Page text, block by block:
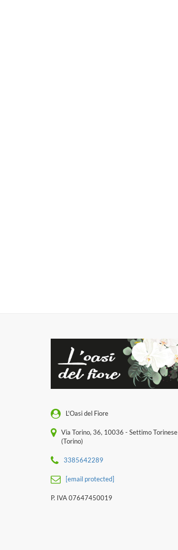
L'Oasi del Fiore
Via Torino, 36, 10036 - Settimo Torinese
(Torino)
3385642289
[email protected]
P. IVA 07647450019